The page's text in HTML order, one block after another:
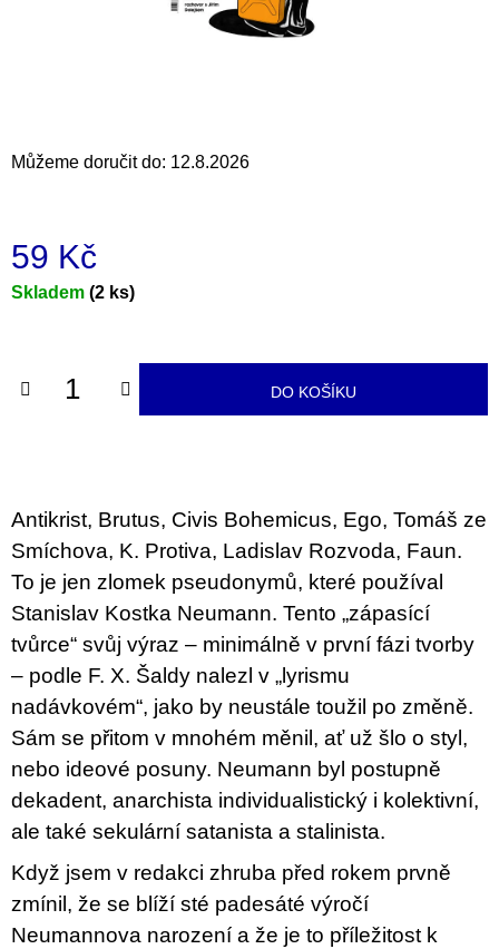
Můžeme doručit do: 12.8.2026
59 Kč
Měrná
Skladem (2 ks)
DO KOŠÍKU
Antikrist, Brutus, Civis Bohemicus, Ego, Tomáš ze
Smíchova, K. Protiva, Ladislav Rozvoda, Faun.
To je jen zlomek pseudonymů, které používal
Stanislav Kostka Neumann. Tento „zápasící
tvůrce“ svůj výraz – minimálně v první fázi tvorby
– podle F. X. Šaldy na­­lezl v „lyrismu
nadávkovém“, jako by neustále toužil po změně.
Sám se přitom v mnohém měnil, ať už šlo o styl,
nebo ideo­vé posuny. Neumann byl postupně
dekadent, anarchista individualistický i kolektivní,
ale také sekulární satanista a stalinista.
Když jsem v redakci zhruba před rokem prvně
zmínil, že se blíží sté padesáté výročí
Neumannova narození a že je to příležitost k
o
p
j
e
m
e
ARTMAT
KRABIČKA
ARTMAT
KRABIČKA
200
Kč